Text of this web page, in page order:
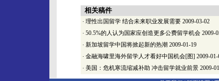
相关稿件
· 理性出国留学 结合未来职业发展需要 2009-03-02
· 50.5%的人认为国家应创造更多公费留学机会 2009-
· 新加坡留学中国将掀起新的热潮 2009-01-19
· 金融海啸里海外留学人才看好中国机会[图] 2009-01-
· 美国：危机寒流缩减补助 冲击留学就业前景 2009-